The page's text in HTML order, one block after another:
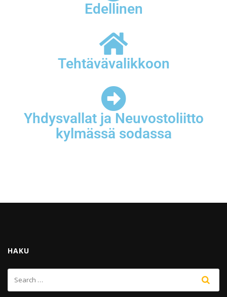
Edellinen
Tehtävävalikkoon
Yhdysvallat ja Neuvostoliitto
kylmässä sodassa
HAKU